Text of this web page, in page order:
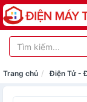
Trang chủ Điện Tử -